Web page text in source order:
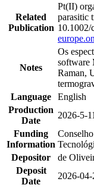
Related
Publication
Pt(II)
parasitic
10.1002/
Notes
Os
software
Raman,
Language
English
Production
Date
2026-5-11
Funding
Information
Depositor
de
Deposit
Date
2026-04-